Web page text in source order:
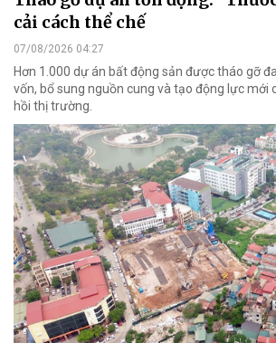
cải cách thể chế
07/08/2026 04:27
Hơn 1.000 dự án bất động sản được tháo gỡ
vốn, bổ sung nguồn cung và tạo động lực mới
hồi thị trường.